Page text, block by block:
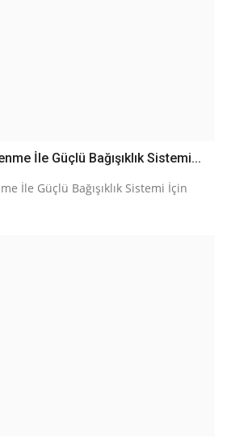
İle Güçlü Bağışıklık Sistemi...
İle Güçlü Bağışıklık Sistemi İçin